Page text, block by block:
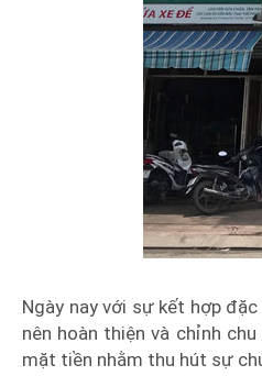
Ngày nay với sự kết hợp
nên hoàn thiện và chỉnh
mặt tiền nhằm thu hút sự